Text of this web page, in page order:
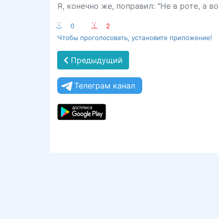
Я, конечно же, поправил: "Не в роте, а во
:-) 0 :-(
2
Чтобы проголосовать, установите приложение!
Предыдущий
Телеграм канал